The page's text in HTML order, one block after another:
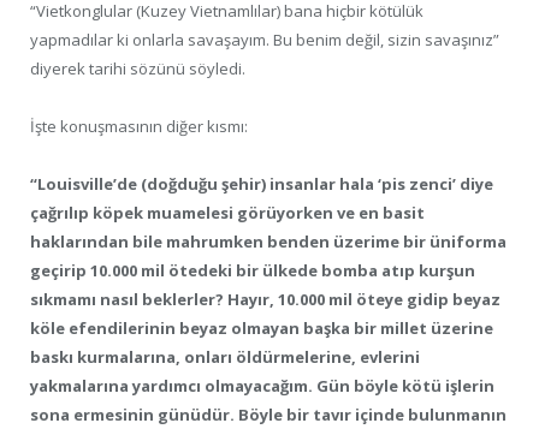
“Vietkonglular (Kuzey Vietnamlılar) bana hiçbir kötülük
yapmadılar ki onlarla savaşayım. Bu benim değil, sizin savaşınız”
diyerek tarihi sözünü söyledi.
İşte konuşmasının diğer kısmı:
“Louisville’de (doğduğu şehir) insanlar hala ‘pis zenci’ diye
çağrılıp köpek muamelesi görüyorken ve en basit
haklarından bile mahrumken benden üzerime bir üniforma
geçirip 10.000 mil ötedeki bir ülkede bomba atıp kurşun
sıkmamı nasıl beklerler? Hayır, 10.000 mil öteye gidip beyaz
köle efendilerinin beyaz olmayan başka bir millet üzerine
baskı kurmalarına, onları öldürmelerine, evlerini
yakmalarına yardımcı olmayacağım. Gün böyle kötü işlerin
sona ermesinin günüdür. Böyle bir tavır içinde bulunmanın